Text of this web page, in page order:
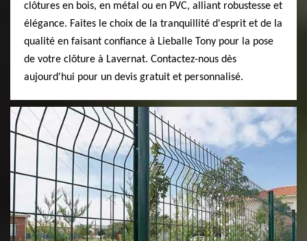
clôtures en bois, en métal ou en PVC, alliant robustesse et
élégance. Faites le choix de la tranquillité d'esprit et de la
qualité en faisant confiance à Lieballe Tony pour la pose
de votre clôture à Lavernat. Contactez-nous dès
aujourd'hui pour un devis gratuit et personnalisé.